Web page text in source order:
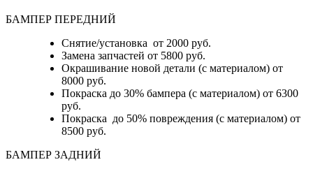
БАМПЕР ПЕРЕДНИЙ
Снятие/установка от 2000 руб.
Замена запчастей от 5800 руб.
Окрашивание новой детали (с материалом) от
8000 руб.
Покраска до 30% бампера (с материалом) от 6300
руб.
Покраска до 50% повреждения (с материалом) от
8500 руб.
БАМПЕР ЗАДНИЙ